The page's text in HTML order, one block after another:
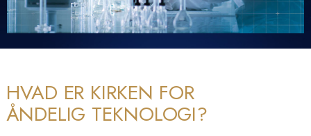
HVAD ER KIRKEN FOR
ÅNDELIG TEKNOLOGI?